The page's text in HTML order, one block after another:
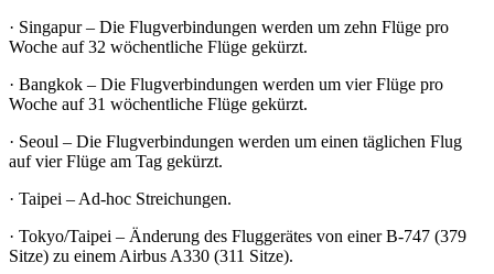
· Singapur – Die Flugverbindungen werden um zehn Flüge pro
Woche auf 32 wöchentliche Flüge gekürzt.
· Bangkok – Die Flugverbindungen werden um vier Flüge pro
Woche auf 31 wöchentliche Flüge gekürzt.
· Seoul – Die Flugverbindungen werden um einen täglichen Flug
auf vier Flüge am Tag gekürzt.
· Taipei – Ad-hoc Streichungen.
· Tokyo/Taipei – Änderung des Fluggerätes von einer B-747 (379
Sitze) zu einem Airbus A330 (311 Sitze).